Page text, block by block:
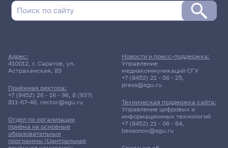
Адрес:
410012, г. Саратов, ул.
Астраханская, 83
Приёмная ректора:
+7 (8452) 26 - 16 - 96, 8 (937)
811-67-46, rector@sgu.ru
Отдел по организации
приёма на основные
образовательные
программы (Центральная
Новости и пресс-поддержка:
Управление
медиакоммуникаций СГУ
+7 (8452) 21 - 06 - 25,
press@sgu.ru
Техническая поддержка сайта:
Управление цифровых и
информационных технологий
+7 (8452) 21 - 06 - 64,
bessonov@sgu.ru